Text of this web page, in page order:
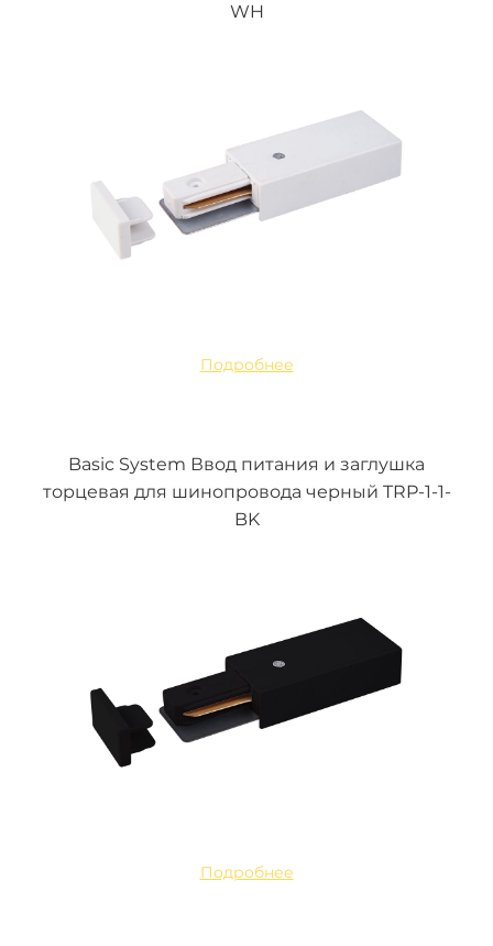
WH
Подробнее
Basic System Ввод питания и заглушка
торцевая для шинопровода черный TRP-1-1-
BK
Подробнее